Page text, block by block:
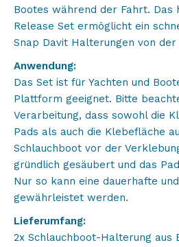
Bootes während der Fahrt. Das
Release Set ermöglicht ein
Snap Davit Halterungen von
Anwendung:
Das Set ist für Yachten und
Plattform geeignet. Bitte
Verarbeitung, dass sowohl die
Pads als auch die Klebefläche
Schlauchboot vor der
gründlich gesäubert und das
Nur so kann eine dauerhafte
gewährleistet werden.
Lieferumfang:
2x Schlauchboot-Halterung aus